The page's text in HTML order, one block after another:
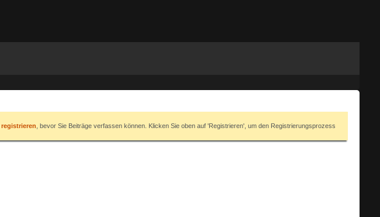
registrieren , bevor Sie Beiträge verfassen können. Klicken Sie oben auf 'Registrieren', um den Registrierungsprozess